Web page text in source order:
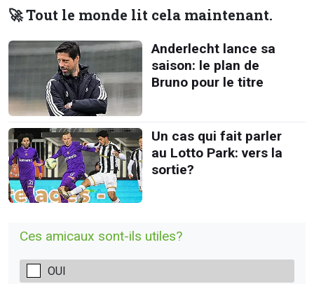
🚀 Tout le monde lit cela maintenant.
Anderlecht lance sa
saison: le plan de
Bruno pour le titre
Un cas qui fait parler
au Lotto Park: vers la
sortie?
Ces amicaux sont-ils utiles?
OUI